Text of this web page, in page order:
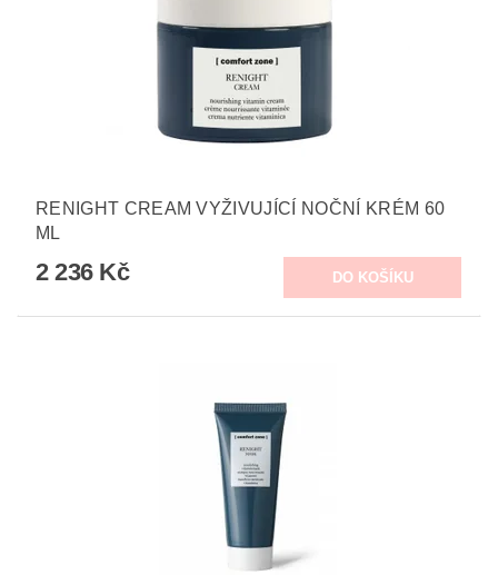
RENIGHT CREAM VYŽIVUJÍCÍ NOČNÍ KRÉM 60
ML
2 236 Kč